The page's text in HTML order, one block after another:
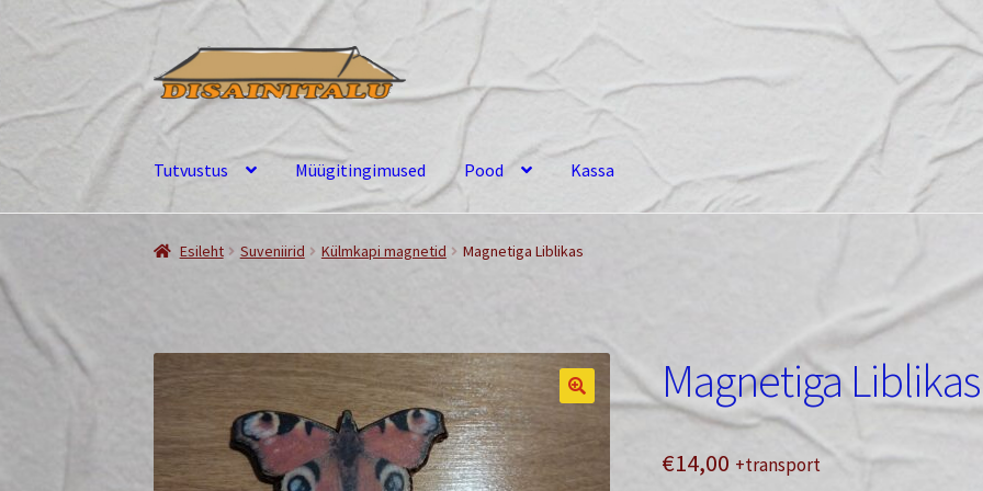
Liigu
navigeerimisele
Liigu
sisu
juurde
Tutvustus Müügitingimused Pood Kassa
Esileht Suveniirid Külmkapi magnetid Magnetiga Liblikas
Magnetiga Liblikas
€14,00 +transport